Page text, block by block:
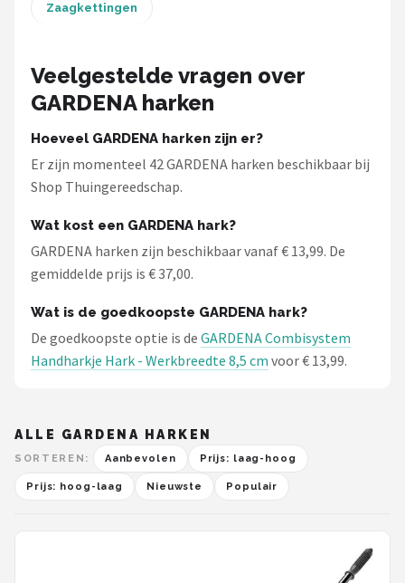
Zaagkettingen
Veelgestelde vragen over
GARDENA harken
Hoeveel GARDENA harken zijn er?
Er zijn momenteel 42 GARDENA harken beschikbaar bij
Shop Thuingereedschap.
Wat kost een GARDENA hark?
GARDENA harken zijn beschikbaar vanaf € 13,99. De
gemiddelde prijs is € 37,00.
Wat is de goedkoopste GARDENA hark?
De goedkoopste optie is de GARDENA Combisystem
Handharkje Hark - Werkbreedte 8,5 cm voor € 13,99.
ALLE GARDENA HARKEN
SORTEREN: Aanbevolen Prijs: laag-hoog
Prijs: hoog-laag Nieuwste Populair